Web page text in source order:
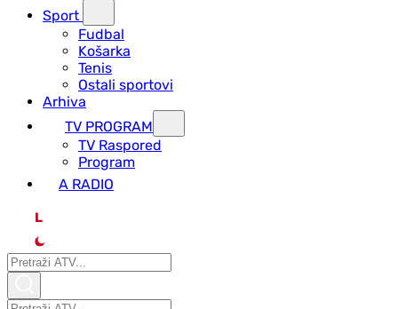
Sport
Fudbal
Košarka
Tenis
Ostali sportovi
Arhiva
TV PROGRAM
ТV Raspored
Program
A RADIO
L